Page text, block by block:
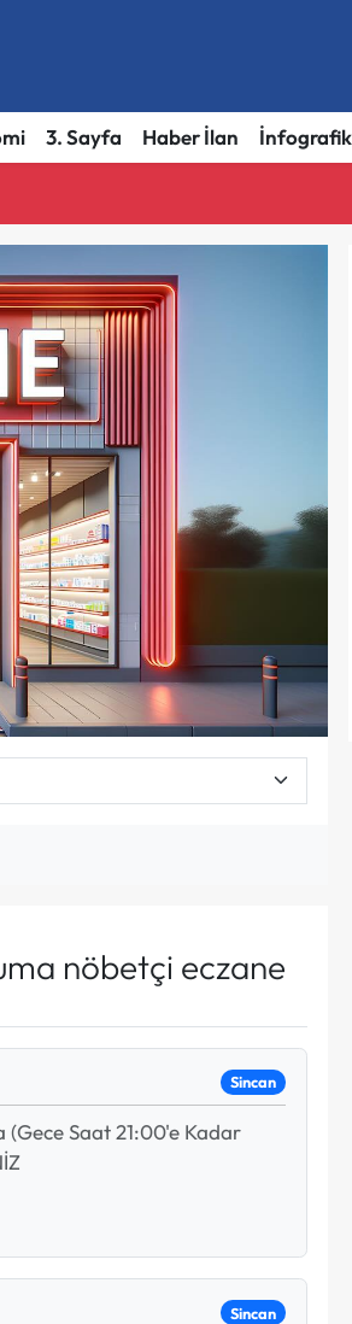
3. Sayfa Haber İlan İnfografik
nöbetçi eczane
Sincan
Saat 21:00'e Kadar
Sincan